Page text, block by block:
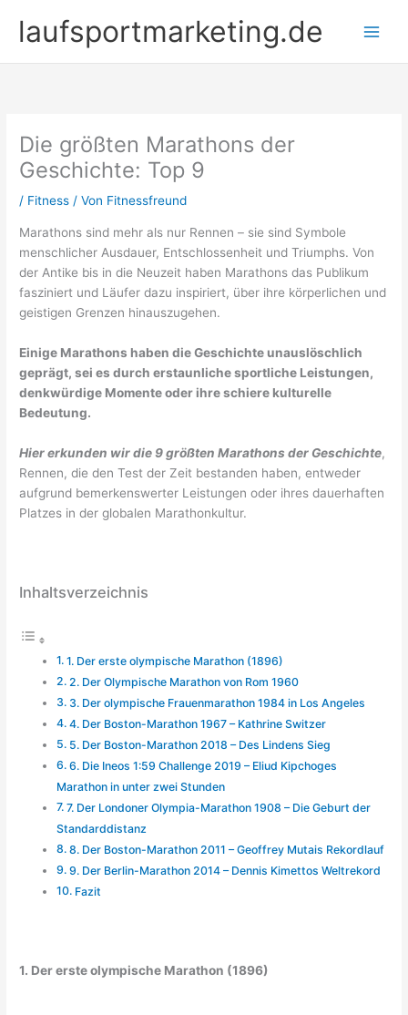
Inhaltlaufsportmarketing.de
Die größten Marathons der
Geschichte: Top 9
/ Fitness / Von Fitnessfreund
Marathons sind mehr als nur Rennen – sie sind Symbole
menschlicher Ausdauer, Entschlossenheit und Triumphs. Von
der Antike bis in die Neuzeit haben Marathons das Publikum
fasziniert und Läufer dazu inspiriert, über ihre körperlichen und
geistigen Grenzen hinauszugehen.
Einige Marathons haben die Geschichte unauslöschlich
geprägt, sei es durch erstaunliche sportliche Leistungen,
denkwürdige Momente oder ihre schiere kulturelle
Bedeutung.
Hier erkunden wir die 9 größten Marathons der Geschichte,
Rennen, die den Test der Zeit bestanden haben, entweder
aufgrund bemerkenswerter Leistungen oder ihres dauerhaften
Platzes in der globalen Marathonkultur.
Inhaltsverzeichnis
1. Der erste olympische Marathon (1896)
2. Der Olympische Marathon von Rom 1960
3. Der olympische Frauenmarathon 1984 in Los Angeles
4. Der Boston-Marathon 1967 – Kathrine Switzer
5. Der Boston-Marathon 2018 – Des Lindens Sieg
6. Die Ineos 1:59 Challenge 2019 – Eliud Kipchoges
Marathon in unter zwei Stunden
7. Der Londoner Olympia-Marathon 1908 – Die Geburt der
Standarddistanz
8. Der Boston-Marathon 2011 – Geoffrey Mutais Rekordlauf
9. Der Berlin-Marathon 2014 – Dennis Kimettos Weltrekord
Fazit
1. Der erste olympische Marathon (1896)